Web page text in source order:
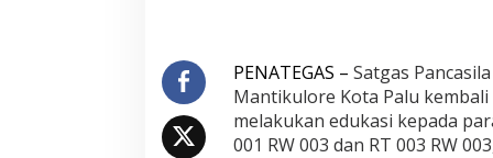
u
U
s
a
h
PENATEGAS – Satgas
Mantikulore Kota Palu
melakukan edukasi kepada
001 RW 003 dan RT 003 RW